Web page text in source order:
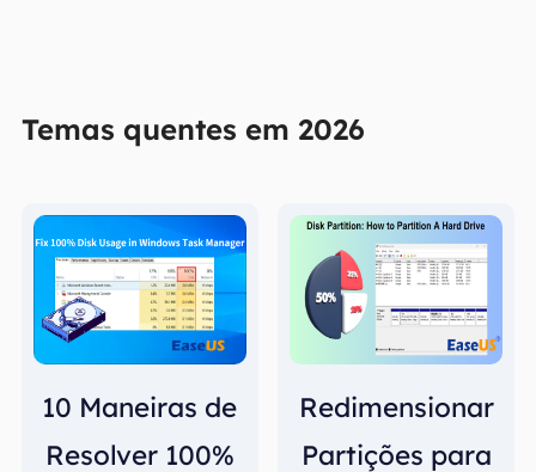
Temas quentes em 2026
10 Maneiras de
Resolver 100%
Redimensionar
Partições para